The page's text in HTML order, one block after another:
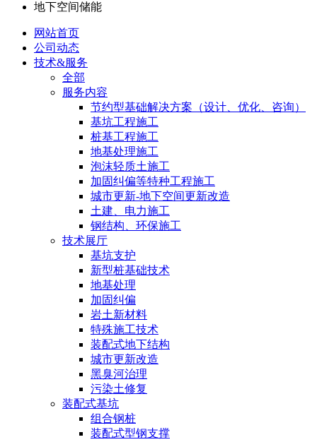
地下空间储能
网站首页
公司动态
技术&服务
全部
服务内容
节约型基础解决方案（设计、优化、咨询）
基坑工程施工
桩基工程施工
地基处理施工
泡沫轻质土施工
加固纠偏等特种工程施工
城市更新-地下空间更新改造
土建、电力施工
钢结构、环保施工
技术展厅
基坑支护
新型桩基础技术
地基处理
加固纠偏
岩土新材料
特殊施工技术
装配式地下结构
城市更新改造
黑臭河治理
污染土修复
装配式基坑
组合钢桩
装配式型钢支撑